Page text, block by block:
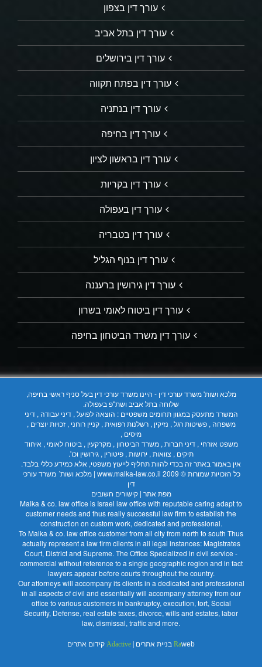
עורך דין בצפון
עורך דין בתל אביב
עורך דין בירושלים
עורך דין בפתח תקווה
עורך דין בנתניה
עורך דין בחיפה
עורך דין בראשון לציון
עורך דין בקריות
עורך דין בעפולה
עורך דין בטבריה
עורך דין בנוף הגליל
עורך דין גירושין ברעננה
עורך דין ביטוח לאומי בשרון
עורך דין משרד הביטחון בחיפה
מלכא ושות' משרד עורכי דין - היינו משרד עורכי דין בעל סניף ראשי בחיפה,
שלוחה בתל אביב ושת"פ בעפולה.
המשרד מתעסק במגוון תחומים משפטיים : הוצאה לפועל , דיני עבודה , דיני
משפחה , פשיטות רגל , נזיקין , רשלנות רפואית , קניין רוחני , זכויות יוצרים ,
מיסים ,
משפט אזרחי , דיני חברות , משרד הביטחון , מקרקעין , ביטוח לאומי , איחוד
תיקים , צוואות , ירושות , פיטורין , גירושין וכו'.
אין באמור באתר זה בכדי להוות תחליף לייעוץ משפטי, אלא כמידע כללי בלבד.
כל הזכויות שמורות © 2009
www.malka-law.co.il | מלכא ושות´ משרד עורכי
דין
מפת אתר |קישורים חשובים
Malka & co. law office is Israel law office with reputable caring adapt to
customer needs and thus really successful law firm to establish the
construction on custom work, dedicated and professional.
To Malka & co. law office customer from all city from north to south Thus
actually represent a law firm clients in all legal instances: Magistrates
Court, District and Supreme. The Office Specialized in civil service -
commercial without reference to a single geographic region and in fact
lawyers appear before courts throughout the country.
Our attorneys will accompany its clients in a dedicated and professional
in all aspects of civil and essentially will accompany attorney from our
office to various customers in bankruptcy, execution, tort, Social
Security, Defense, real estate taxes, divorce, wills and estates, labor
law, dismissal, traffic and more.
Raweb בניית אתרים Adactive קידום אתרים